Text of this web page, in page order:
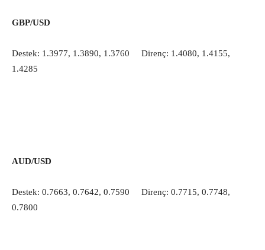
GBP/USD
Destek: 1.3977, 1.3890, 1.3760 Direnç: 1.4080, 1.4155,
1.4285
AUD/USD
Destek: 0.7663, 0.7642, 0.7590 Direnç: 0.7715, 0.7748,
0.7800